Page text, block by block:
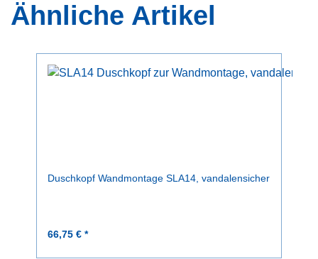
Ähnliche Artikel
Duschkopf Wandmontage SLA14, vandalensicher
66,75 € *